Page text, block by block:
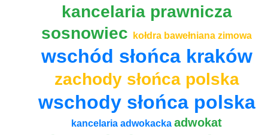
kancelaria prawnicza
sosnowiec
kołdra bawełniana zimowa
wschód słońca kraków
zachody słońca polska
wschody słońca polska
kancelaria adwokackaadwokat